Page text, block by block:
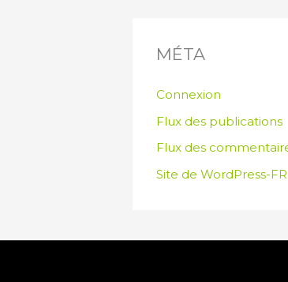
MÉTA
Connexion
Flux des publications
Flux des
Site de WordPress-FR